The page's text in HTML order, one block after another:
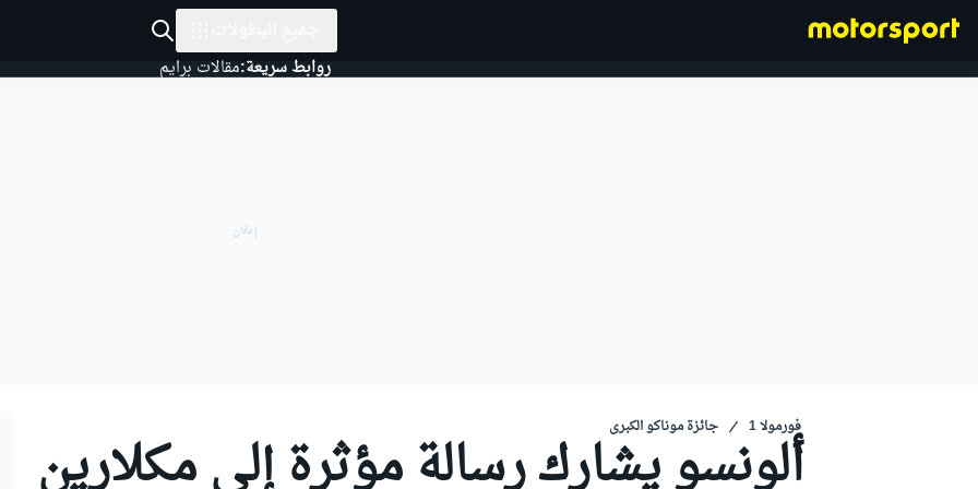
روابط سريعة:مقالات برايم
فورمولا 1 جائزة موناكو الكبرى
ألونسو يشارك رسالة مؤثرة إلى مكلارين